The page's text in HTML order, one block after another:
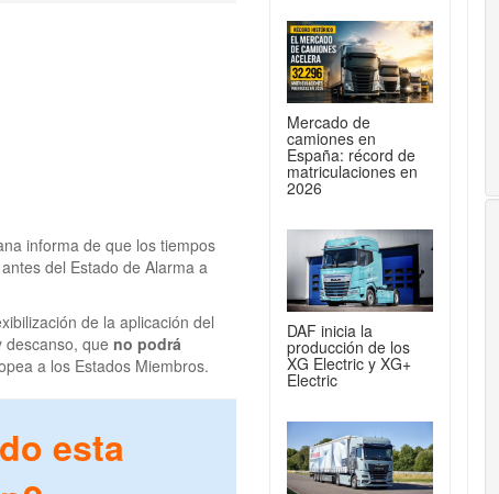
informa de que los tiempos
del Estado de Alarma a
de la aplicación del
descanso, que no podrá
a los Estados Miembros.
esta
Mercado de
camiones en
España: récord de
matriculaciones en
2026
DAF inicia la
producción de los
XG Electric y XG+
Electric